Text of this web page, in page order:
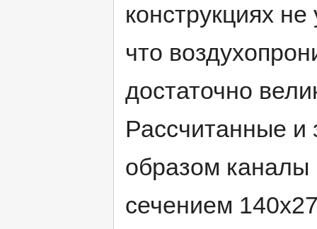
конструкциях
что
достаточно
Рассчитанные и
образом каналы
сечением